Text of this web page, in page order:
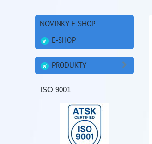
NOVINKY E-SHOP
E-SHOP
PRODUKTY
ISO 9001